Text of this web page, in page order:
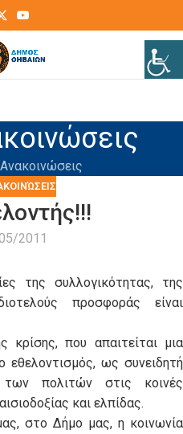
2011
της συλλογικότητας, της
προσφοράς είναι
κρίσης, που απαιτείται μια
εθελοντισμός, ως συνειδητή
πολιτών στις κοινές
και ελπίδας.
στο Δήμο μας, η κοινωνία